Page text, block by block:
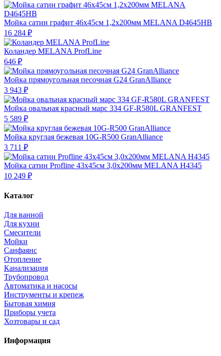
Мойка сатин графит 46х45см 1,2х200мм MELANA D4645HB
16 284 ₽
Коландер MELANA ProfLine
646 ₽
Мойка прямоугольная песочная G24 GranAlliance
3 943 ₽
Мойка овальная красный марс 334 GF-R580L GRANFEST
5 589 ₽
Мойка круглая бежевая 10G-R500 GranAlliance
3 711 ₽
Мойка сатин Profline 43х45см 3,0х200мм MELANA Н4345
10 249 ₽
Каталог
Для ванной
Для кухни
Смесители
Мойки
Санфаянс
Отопление
Канализация
Трубопровод
Автоматика и насосы
Инструменты и крепеж
Бытовая химия
Приборы учета
Хозтовары и сад
Информация